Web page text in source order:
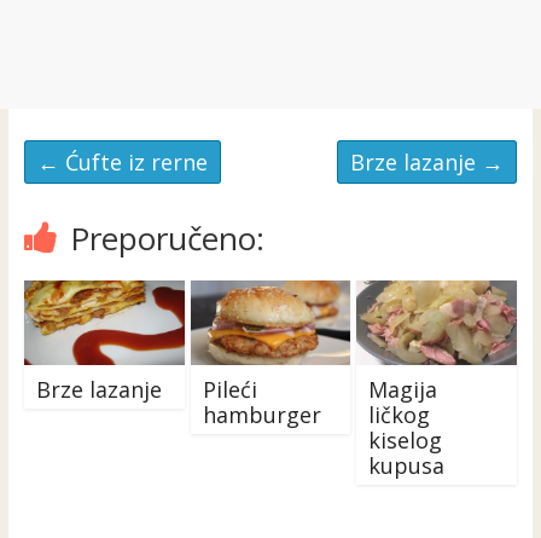
← Ćufte iz rerne Brze lazanje →
Preporučeno:
Brze lazanje
Pileći
hamburger
Magija
ličkog
kiselog
kupusa